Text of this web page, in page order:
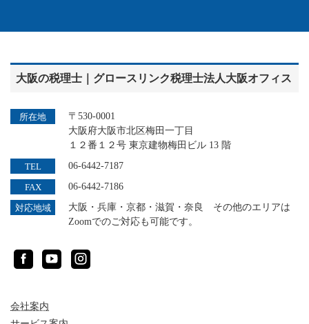
大阪の税理士｜グロースリンク税理士法人大阪オフィス
所在地
〒530-0001
大阪府大阪市北区梅田一丁目
１２番１２号 東京建物梅田ビル 13 階
TEL 06-6442-7187
FAX 06-6442-7186
対応地域
大阪・兵庫・京都・滋賀・奈良 その他のエリアは
Zoomでのご対応も可能です。
FacebookYouTubeInstagram
会社案内